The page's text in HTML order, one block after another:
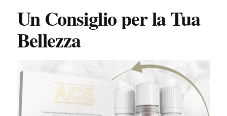
Un Consiglio per la Tua
Bellezza